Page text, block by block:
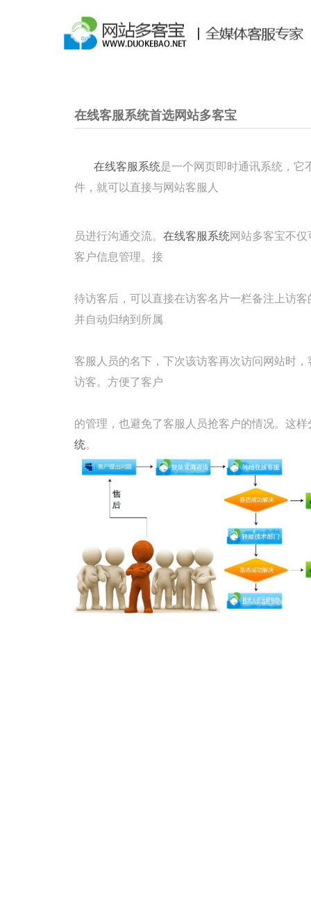
在线客服系统首选网站多客宝
在线客服系统是一个网页即时通讯系统，它
件，就可以直接与网站客服人
员进行沟通交流。 在线客服系统网站多客宝不
客户信息管理。接
待访客后，可以直接在访客名片一栏备注上访
并自动归纳到所属
客服人员的名下，下次该访客再次访问网站时
访客。方便了客户
的管理，也避免了客服人员抢客户的情况。这
统。